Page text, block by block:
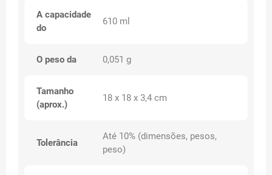
A capacidade
do
610 ml
O peso da 0,051 g
Tamanho
(aprox.)
18 x 18 x 3,4 cm
Tolerância
Até 10% (dimensões, pesos,
peso)